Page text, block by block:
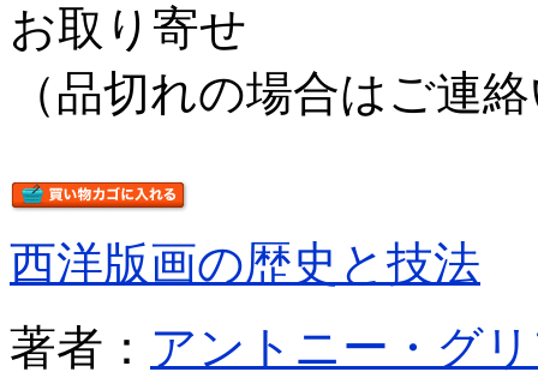
お取り寄せ
（品切れの場合はご連
西洋版画の歴史と技法
著者： アントニー・グ